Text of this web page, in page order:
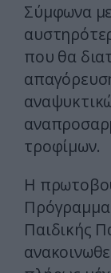
Σύμφωνα
που θα
τροφίμων.
Η
Πρόγραμμα
Παιδικής